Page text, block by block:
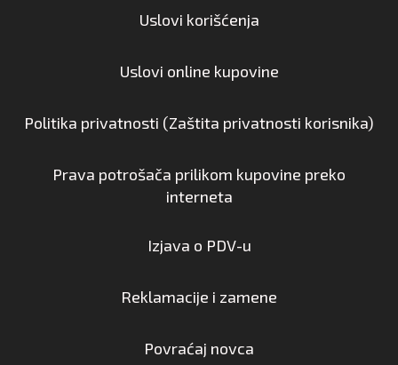
Uslovi korišćenja
Uslovi online kupovine
Politika privatnosti (Zaštita privatnosti korisnika)
Prava potrošača prilikom kupovine preko
interneta
Izjava o PDV-u
Reklamacije i zamene
Povraćaj novca